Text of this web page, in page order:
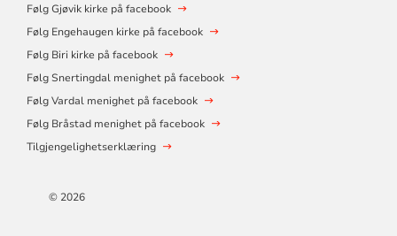
Følg Gjøvik kirke på facebook
Følg Engehaugen kirke på facebook
Følg Biri kirke på facebook
Følg Snertingdal menighet på facebook
Følg Vardal menighet på facebook
Følg Bråstad menighet på facebook
Tilgjengelighetserklæring
© 2026